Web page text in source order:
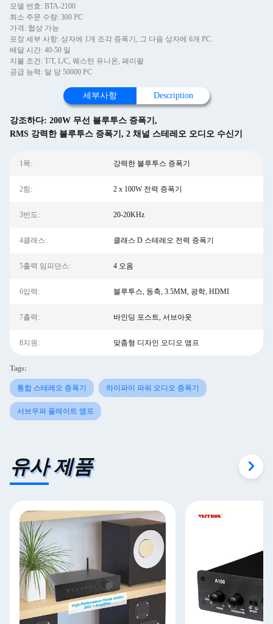
모델 번호: BTA-2100
최소 주문 수량: 300 PC
가격: 협상 가능
포장 세부 사항: 상자에 1개 조각 증폭기, 그 다음 상자에 6개 PC.
배달 시간: 40-50 일
지불 조건: T/T, L/C, 웨스턴 유니온, 페이팔
공급 능력: 달 당 50000 PC
세부사항 Description
강조하다: 200W 무선 블루투스 증폭기 ,
RMS 강력한 블루투스 증폭기 , 2 채널 스테레오 오디오 수신기
1목: 강력한 블루투스 증폭기
2힘: 2 x 100W 전력 증폭기
3빈도: 20-20KHz
4클래스: 클래스 D 스테레오 전력 증폭기
5출력 임피던스: 4 오옴
6입력: 블루투스, 동축, 3.5MM, 광학, HDMI
7출력: 바인딩 포스트, 서브아웃
8지원: 맞춤형 디자인 오디오 앰프
Tags:
통합 스테레오 증폭기 하이파이 파워 오디오 증폭기
서브우퍼 플레이트 앰프
유사 제품